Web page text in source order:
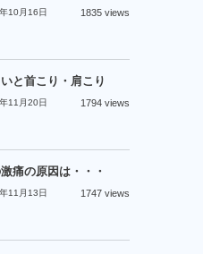
10月16日 1835 views
と首こり・肩こり
11月20日 1794 views
痛の原因は・・・
11月13日 1747 views